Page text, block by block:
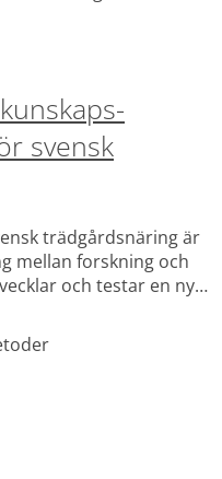
svensk
trädgårdsnäring är
mellan forskning och
och testar en ny